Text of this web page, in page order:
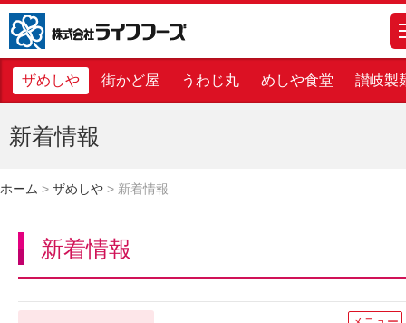
株式会社ライフフーズ
ザめしや 街かど屋 うわじ丸 めしや食堂 讃岐製
新着情報
ホーム > ザめしや > 新着情報
新着情報